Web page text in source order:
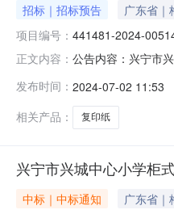
招标｜招标预告 广东省｜
项目编号： 441481-2024-
正文内容： 公告内容：兴宁市
心小学发布时间：
发布时间： 2024-07-02 11:53
相关产品：
复印纸
兴宁市兴城中心小学柜
中标｜中标通知 广东省｜